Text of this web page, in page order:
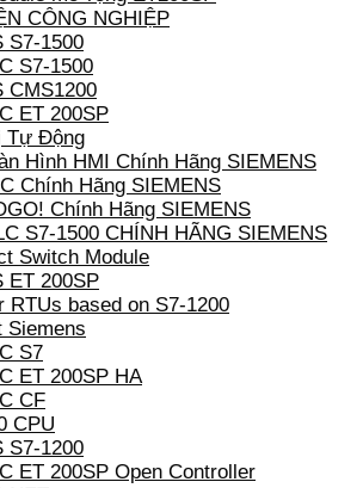
CÔNG NGHIỆP
S7-1500
S7-1500
CMS1200
ET 200SP
Tự Động
Hình HMI Chính Hãng SIEMENS
Chính Hãng SIEMENS
Chính Hãng SIEMENS
S7-1500 CHÍNH HÃNG SIEMENS
Switch Module
ET 200SP
RTUs based on S7-1200
Siemens
S7
ET 200SP HA
CF
CPU
S7-1200
ET 200SP Open Controller